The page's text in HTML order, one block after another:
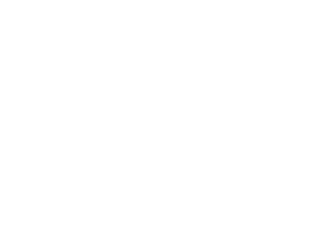
betyg, 4 omdömen